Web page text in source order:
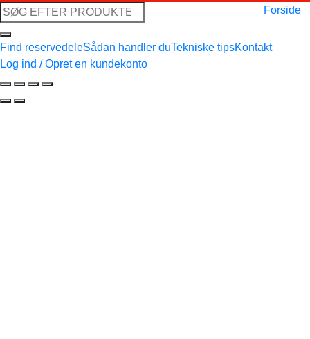
Søg
efter:
Forside
Find reservedeleSådan handler duTekniske tipsKontakt
Log ind / Opret en kundekonto